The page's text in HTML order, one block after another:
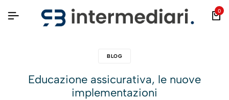
0
BLOG
Educazione assicurativa, le nuove
implementazioni